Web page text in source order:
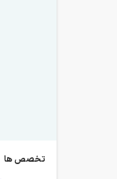
تخصص ها